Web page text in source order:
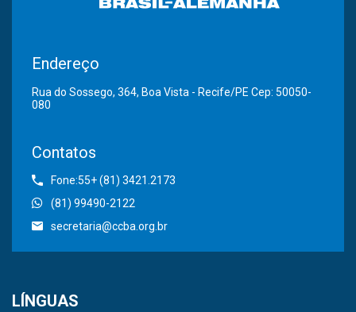
Endereço
Rua do Sossego, 364, Boa Vista - Recife/PE Cep: 50050-
080
Contatos
Fone:55+ (81) 3421.2173
(81) 99490-2122
secretaria@ccba.org.br
LÍNGUAS